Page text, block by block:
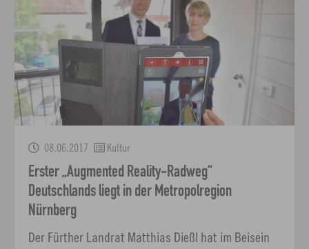
08.06.2017 Kultur
Erster „Augmented Reality-Radweg“
Deutschlands liegt in der Metropolregion
Nürnberg
Der Fürther Landrat Matthias Dießl hat im Beisein